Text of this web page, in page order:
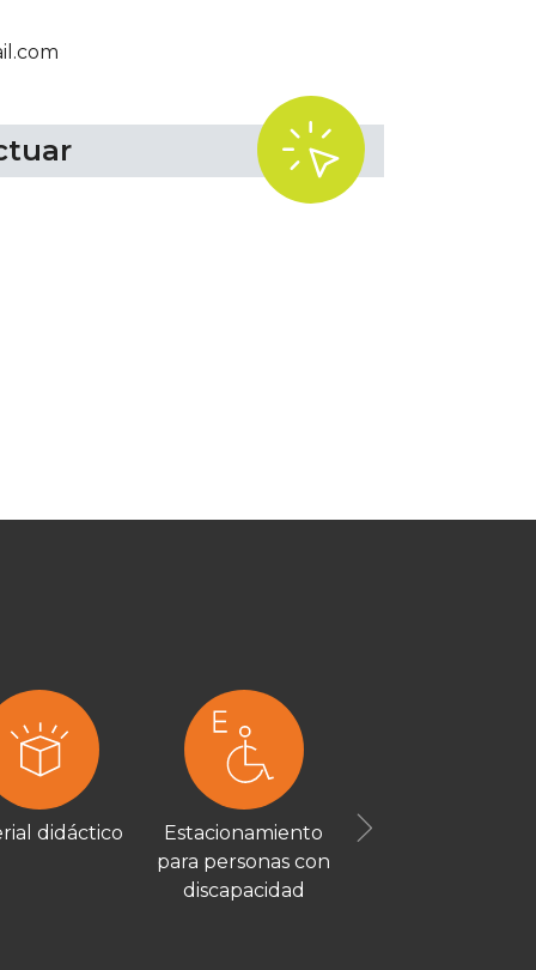
.
didáctico
Estacionamiento
para personas con
discapacidad